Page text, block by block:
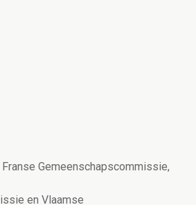
Gemeenschapscommissie,
en Vlaamse